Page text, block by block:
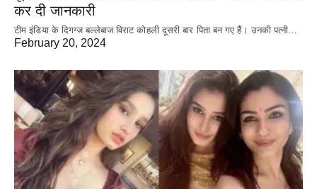
कर दी‌ जानकारी
टीम इंडिया के दिगग्ज बल्लेबाज विराट कोहली दूसरी बार पिता बन गए हैं। उनकी पत्नी…
February 20, 2024